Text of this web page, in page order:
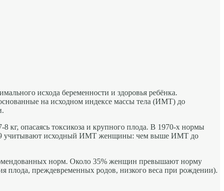
исхода беременности и здоровья ребёнка.
на исходном индексе массы тела (ИМТ) до
кг, опасаясь токсикоза и крупного плода. В 1970-х нормы
учитывают исходный ИМТ женщины: чем выше ИМТ до
норм. Около 35% женщин превышают норму
плода, преждевременных родов, низкого веса при рождении).